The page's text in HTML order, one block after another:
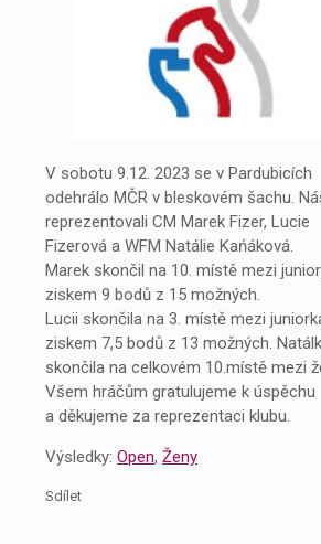
V sobotu 9.12. 2023 se v Pardubicích
odehrálo MČR v bleskovém šachu.
reprezentovali CM Marek Fizer, Lucie
Fizerová a WFM Natálie Kańáková.
Marek skončil na 10. místě mezi
ziskem 9 bodů z 15 možných.
Lucii skončila na 3. místě mezi
ziskem 7,5 bodů z 13 možných.
skončila na celkovém 10.místě mezi
Všem hráčům gratulujeme k úspěchu
a děkujeme za reprezentaci klubu.
Výsledky: Open, Ženy
Sdílet